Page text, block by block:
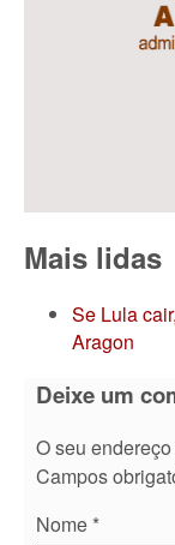
Mais lidas
Se Lula
Aragon
Deixe um
O seu
Campos
Nome *